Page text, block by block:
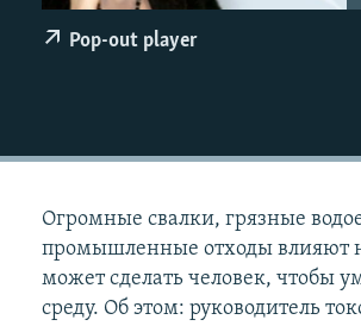
Pop-out player
Огромные свалки, грязные
промышленные отходы влияют
может сделать человек, чтобы
среду. Об этом: руководитель